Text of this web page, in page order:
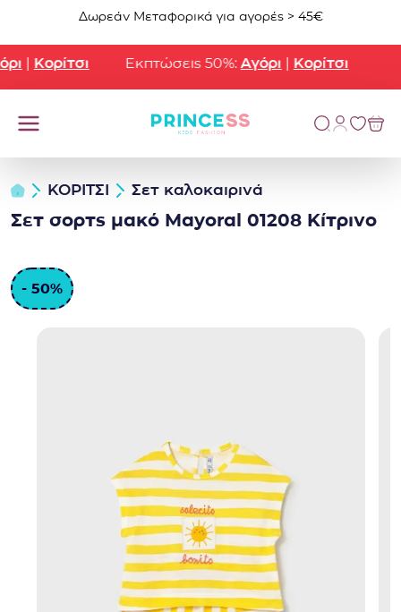
Μετάβαση στο περιεχόμενο
Δωρεάν Μεταφορικά για αγορές > 45€
| Κορίτσι Εκπτώσεις 50%:Αγόρι| Κορίτσι
ΚΟΡΙΤΣΙ Σετ καλοκαιρινά
Σετ σορτς μακό Mayoral 01208 Κίτρινο
- 50%